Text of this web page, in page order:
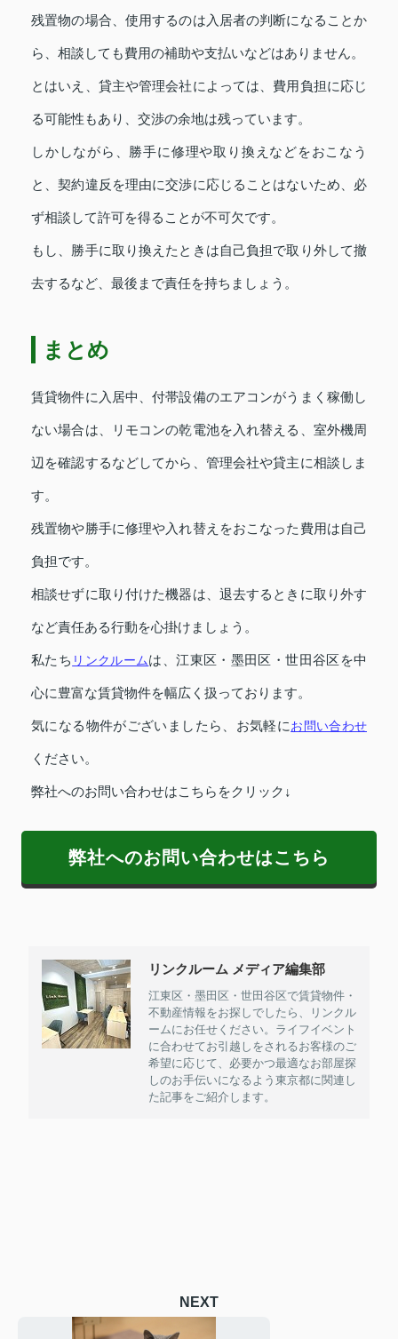
残置物の場合、使用するのは入居者の判断になることか
ら、相談しても費用の補助や支払いなどはありません。
とはいえ、貸主や管理会社によっては、費用負担に応じ
る可能性もあり、交渉の余地は残っています。
しかしながら、勝手に修理や取り換えなどをおこなう
と、契約違反を理由に交渉に応じることはないため、必
ず相談して許可を得ることが不可欠です。
もし、勝手に取り換えたときは自己負担で取り外して撤
去するなど、最後まで責任を持ちましょう。
まとめ
賃貸物件に入居中、付帯設備のエアコンがうまく稼働し
ない場合は、リモコンの乾電池を入れ替える、室外機周
辺を確認するなどしてから、管理会社や貸主に相談しま
す。
残置物や勝手に修理や入れ替えをおこなった費用は自己
負担です。
相談せずに取り付けた機器は、退去するときに取り外す
など責任ある行動を心掛けましょう。
私たち リンクルームは、江東区・墨田区・世田谷区を中
心に豊富な賃貸物件を幅広く扱っております。
気になる物件がございましたら、お気軽にお問い合わせ
ください。
弊社へのお問い合わせはこちらをクリック↓
弊社へのお問い合わせはこちら
リンクルーム メディア編集部
江東区・墨田区・世田谷区で賃貸物件・
不動産情報をお探しでしたら、リンクル
ームにお任せください。ライフイベント
に合わせてお引越しをされるお客様のご
希望に応じて、必要かつ最適なお部屋探
しのお手伝いになるよう東京都に関連し
た記事をご紹介します。
NEXT